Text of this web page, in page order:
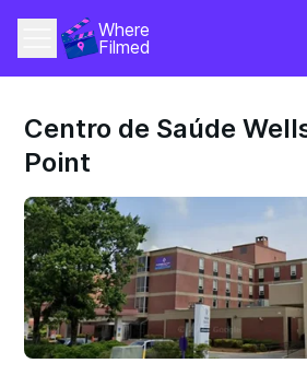
Where
Filmed
Centro de Saúde
Point